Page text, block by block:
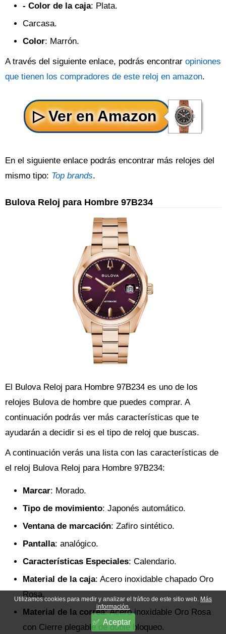
- Color de la caja: Plata.
Carcasa.
Color: Marrón.
A través del siguiente enlace, podrás encontrar opiniones
que tienen los compradores de este reloj en amazon.
En el siguiente enlace podrás encontrar más relojes del
mismo tipo: Top brands.
Bulova Reloj para Hombre 97B234
El Bulova Reloj para Hombre 97B234 es uno de los
relojes Bulova de hombre que puedes comprar. A
continuación podrás ver más características que te
ayudarán a decidir si es el tipo de reloj que buscas.
A continuación verás una lista con las características de
el reloj Bulova Reloj para Hombre 97B234:
Marcar: Morado.
Tipo de movimiento: Japonés automático.
Ventana de marcación: Zafiro sintético.
Pantalla: analógico.
Características Especiales: Calendario.
Material de la caja: Acero inoxidable chapado Oro
Rosa.
Material de la correa: Acero inoxidable Oro Rosa
con Cierre plegable de doble bloqueo.
Utilizamos cookies para medir y analizar el tráfico de este sitio web. Más
información.
Aceptar